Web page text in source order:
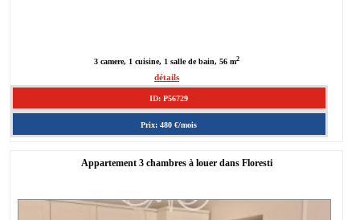
3 camere, 1 cuisine, 1 salle de bain, 56 m2
détails
ID: P56729
Prix: 480 €/mois
Appartement 3 chambres à louer dans Floresti